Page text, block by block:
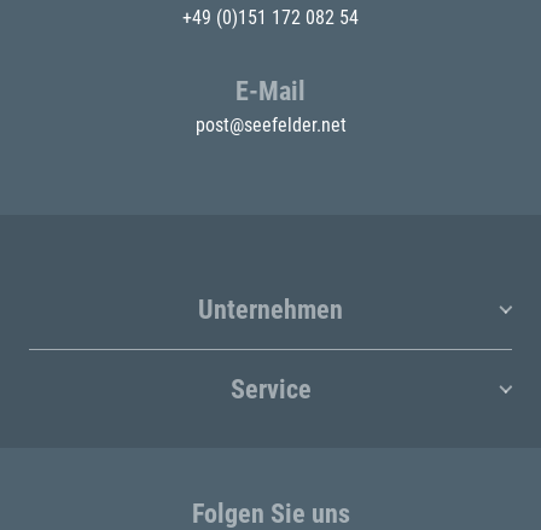
+49 (0)151 172 082 54
E-Mail
post@seefelder.net
Unternehmen
Service
Folgen Sie uns